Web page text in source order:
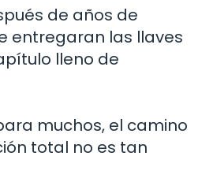
de años de
entregaran las llaves
lleno de
muchos, el camino
total no es tan